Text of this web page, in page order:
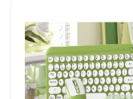
Su di noi
Visita alla